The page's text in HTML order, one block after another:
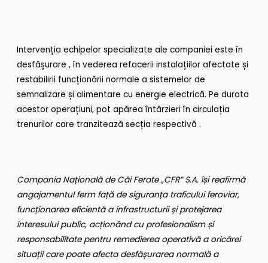
Intervenția echipelor specializate ale companiei este în
desfășurare , în vederea refacerii instalațiilor afectate și
restabilirii funcționării normale a sistemelor de
semnalizare și alimentare cu energie electrică. Pe durata
acestor operațiuni, pot apărea întârzieri în circulația
trenurilor care tranzitează secția respectivă .
Compania Națională de Căi Ferate „CFR” S.A. își reafirmă
angajamentul ferm față de siguranța traficului feroviar,
funcționarea eficientă a infrastructurii și protejarea
interesului public, acționând cu profesionalism și
responsabilitate pentru remedierea operativă a oricărei
situații care poate afecta desfășurarea normală a